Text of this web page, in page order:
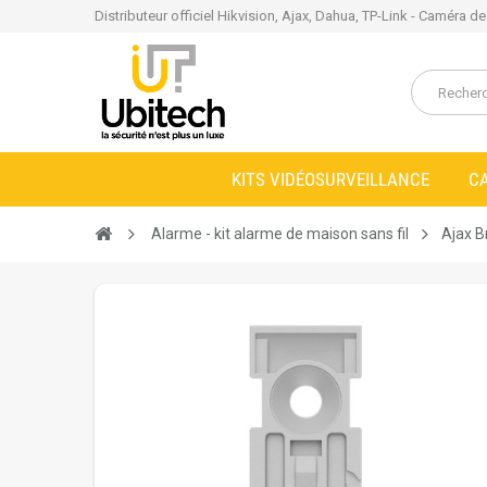
Distributeur officiel Hikvision, Ajax, Dahua, TP-Link - Caméra
KITS VIDÉOSURVEILLANCE
Alarme - kit alarme de maison sans fil Ajax